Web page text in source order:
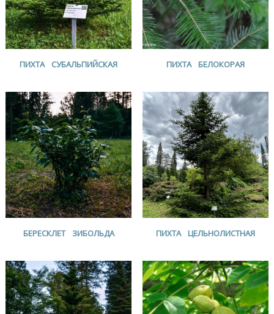
ПИХТА СУБАЛЬПИЙСКАЯ ПИХТА БЕЛОКОРАЯ
БЕРЕСКЛЕТ ЗИБОЛЬДА ПИХТА ЦЕЛЬНОЛИСТНАЯ